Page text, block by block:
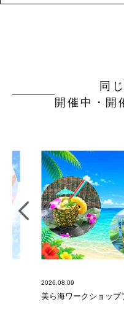
同
開催中・開
2026.08.09
美ら海ワークショップ